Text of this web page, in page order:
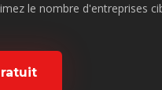
le nombre d'entreprises